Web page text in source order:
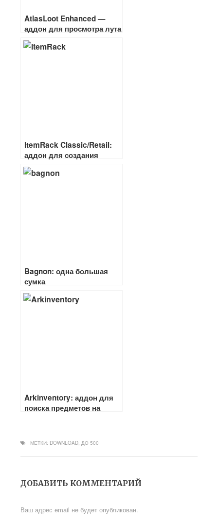
AtlasLoot Enhanced —
аддон для просмотра лута
с боссов и других вещей
из игры
ItemRack Classic/Retail:
аддон для создания
комплектов вещей
Bagnon: одна большая
сумка
Arkinventory: аддон для
поиска предметов на
МЕТКИ: DOWNLOAD,ДО 500
ДОБАВИТЬ КОММЕНТАРИЙ
Ваш адрес email не будет опубликован.